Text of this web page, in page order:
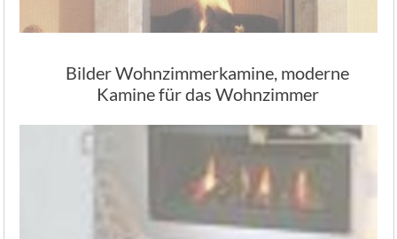
Bilder Wohnzimmerkamine, moderne
Kamine für das Wohnzimmer